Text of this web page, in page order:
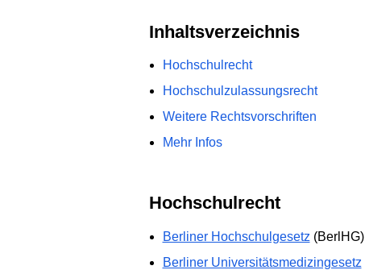
Inhaltsverzeichnis
Hochschulrecht
Hochschulzulassungsrecht
Weitere Rechtsvorschriften
Mehr Infos
Hochschulrecht
Berliner Hochschulgesetz (BerlHG)
Berliner Universitätsmedizingesetz